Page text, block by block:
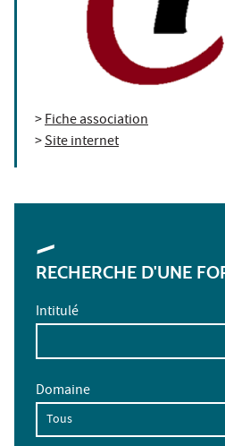
>Fiche association
>Site internet
RECHERCHE D'UNE
Intitulé
Domaine